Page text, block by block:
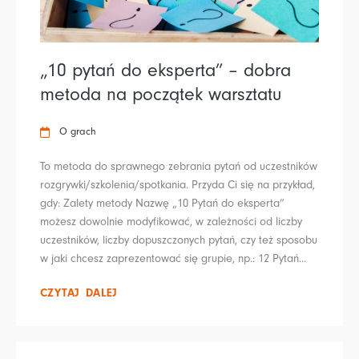
„10 pytań do eksperta” – dobra
metoda na początek warsztatu
O grach
To metoda do sprawnego zebrania pytań od uczestników
rozgrywki/szkolenia/spotkania. Przyda Ci się na przykład,
gdy: Zalety metody Nazwę „10 Pytań do eksperta”
możesz dowolnie modyfikować, w zależności od liczby
uczestników, liczby dopuszczonych pytań, czy też sposobu
w jaki chcesz zaprezentować się grupie, np.: 12 Pytań...
CZYTAJ DALEJ